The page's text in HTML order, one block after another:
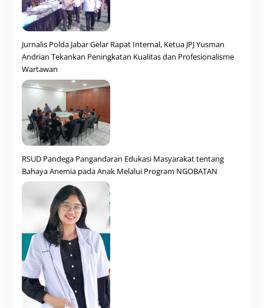
Jurnalis Polda Jabar Gelar Rapat Internal, Ketua JPJ Yusman
Andrian Tekankan Peningkatan Kualitas dan Profesionalisme
Wartawan
RSUD Pandega Pangandaran Edukasi Masyarakat tentang
Bahaya Anemia pada Anak Melalui Program NGOBATAN